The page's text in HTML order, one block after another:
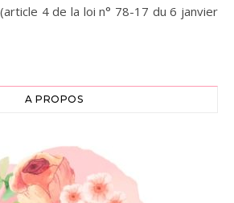
4 de la loi n° 78-17 du 6 janvier
A PROPOS